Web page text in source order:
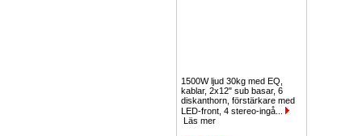
1500W ljud 30kg med EQ,
kablar, 2x12" sub basar, 6
diskanthorn, förstärkare med
LED-front, 4 stereo-ingå...
Läs mer